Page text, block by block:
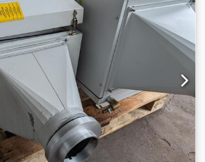
H280 mm - Peso: 1,8 kg/unidade